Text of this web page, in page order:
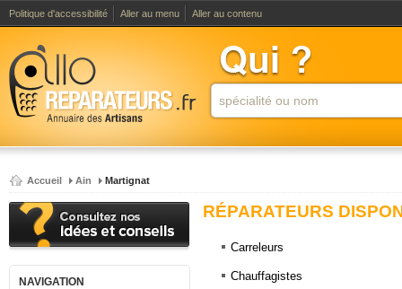
Politique d'accessibilité Aller au menu Aller au contenu
Accueil Ain Martignat
NAVIGATION
RÉPARATEURS
Carreleurs
Chauffagistes